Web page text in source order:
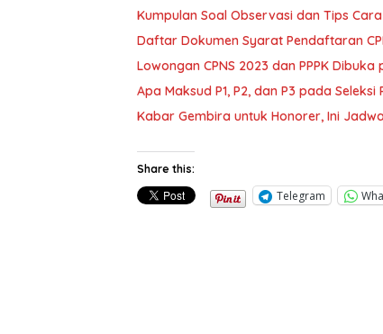
Kumpulan Soal Observasi dan Tips
Daftar Dokumen Syarat Pendaftaran
Lowongan CPNS 2023 dan PPPK
Apa Maksud P1, P2, dan P3 pada
Kabar Gembira untuk Honorer, Ini
Share this:
Telegram